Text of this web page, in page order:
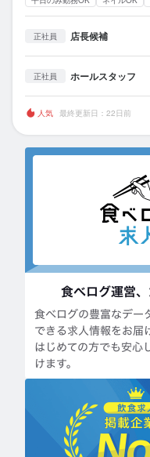
正社員 店長候補
正社員 ホールスタッフ
人気 最終更新日：22日前